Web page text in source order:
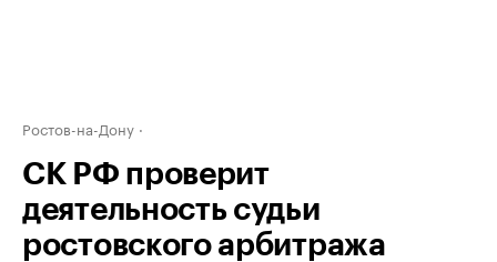
Ростов-на-Дону
СК РФ проверит
деятельность судьи
ростовского арбитража